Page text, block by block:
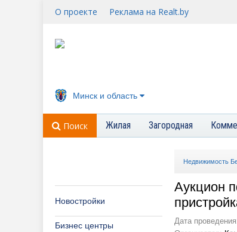
О проекте Реклама на Realt.by
Минск и область
Поиск Жилая Загородная
Новостройки
Бизнес центры
Недвижимость
Аукцион
Дата